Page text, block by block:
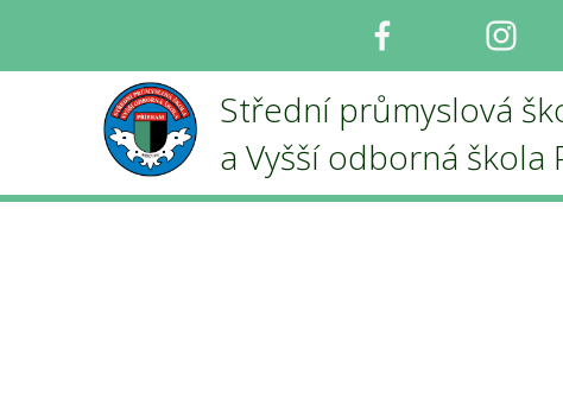
Střední průmyslová
a Vyšší odborná škola